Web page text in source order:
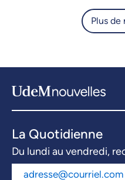
Plus de
La Quotidienne
Du lundi au vendredi,